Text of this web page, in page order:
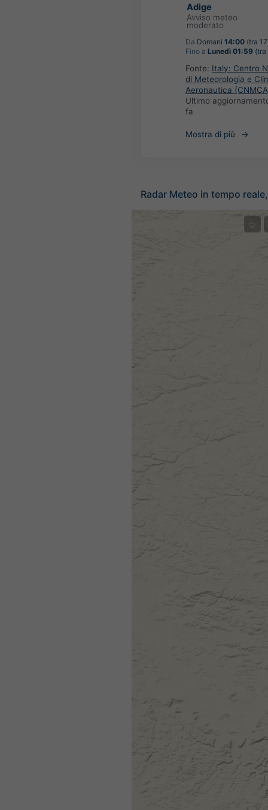
Adige
Avviso meteo
moderato
Da Domani 14:00 (tra
Fino a Lunedì 01:59 (tra
Fonte: Italy: Centro
di Meteorologia e
Aeronautica
Ultimo
fa
Mostra di più
Radar Meteo in tempo
©